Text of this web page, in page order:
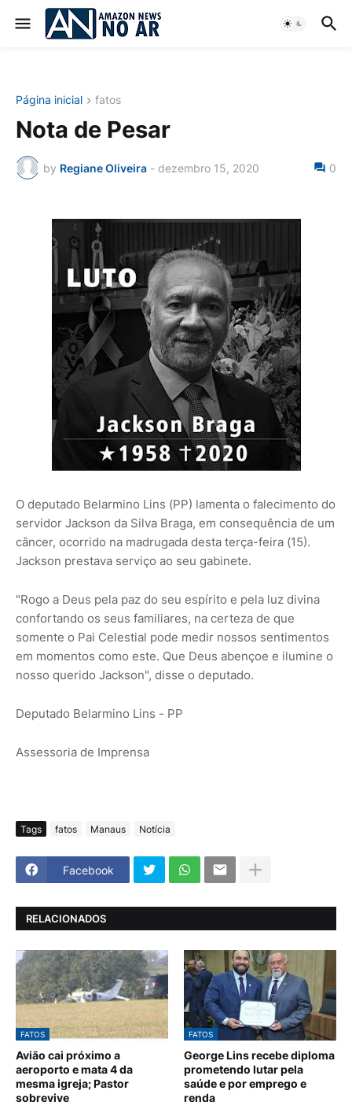
Página inicial fatos
Nota de Pesar
by Regiane Oliveira - dezembro 15, 2020 0
O deputado Belarmino Lins (PP) lamenta o falecimento do
servidor Jackson da Silva Braga, em consequência de um
câncer, ocorrido na madrugada desta terça-feira (15).
Jackson prestava serviço ao seu gabinete.
"Rogo a Deus pela paz do seu espírito e pela luz divina
confortando os seus familiares, na certeza de que
somente o Pai Celestial pode medir nossos sentimentos
em momentos como este. Que Deus abençoe e ilumine o
nosso querido Jackson", disse o deputado.
Deputado Belarmino Lins - PP
Assessoria de Imprensa
Tags fatos Manaus Notícia
Facebook
RELACIONADOS
FATOS
Avião cai próximo a
aeroporto e mata 4 da
mesma igreja; Pastor
sobrevive
FATOS
George Lins recebe diploma
prometendo lutar pela
saúde e por emprego e
renda